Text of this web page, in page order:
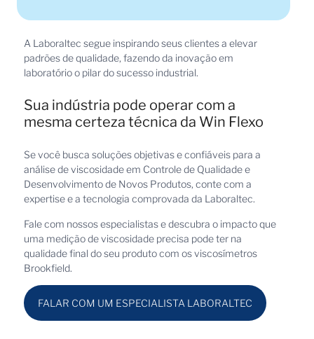
A Laboraltec segue inspirando seus clientes a elevar
padrões de qualidade, fazendo da inovação em
laboratório o pilar do sucesso industrial.
Sua indústria pode operar com a
mesma certeza técnica da Win Flexo
Se você busca soluções objetivas e confiáveis para a
análise de viscosidade em Controle de Qualidade e
Desenvolvimento de Novos Produtos, conte com a
expertise e a tecnologia comprovada da Laboraltec.
Fale com nossos especialistas e descubra o impacto que
uma medição de viscosidade precisa pode ter na
qualidade final do seu produto com os viscosímetros
Brookfield.
FALAR COM UM ESPECIALISTA LABORALTEC